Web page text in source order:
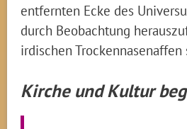
entfernten Ecke des
durch Beobachtung
irdischen Trockennasenaffen
Kirche und Kultur